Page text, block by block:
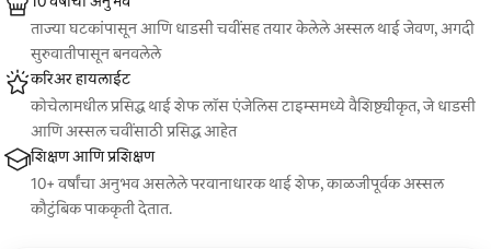
ताज्या घटकांपासून आणि धाडसी चवींसह तयार केलेले अस्सल थाई जेवण, अगदी
सुरुवातीपासून बनवलेले
करिअर हायलाईट
कोचेलामधील प्रसिद्ध थाई शेफ लॉस एंजेलिस टाइम्समध्ये वैशिष्ट्यीकृत, जे धाडसी
आणि अस्सल चवींसाठी प्रसिद्ध आहेत
शिक्षण आणि प्रशिक्षण
10+ वर्षांचा अनुभव असलेले परवानाधारक थाई शेफ, काळजीपूर्वक अस्सल
कौटुंबिक पाककृती देतात.